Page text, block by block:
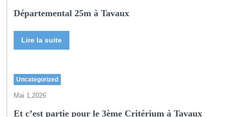
Départemental 25m à Tavaux
Lire la suite
Uncategorized
Mai 1,2026
Et c’est partie pour le 3ème Critérium à Tavaux